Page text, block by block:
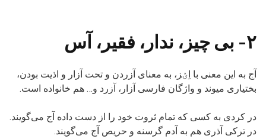
۲- بی چیز، ندار، فقیر، آس
آج به این معنی با اِؽز، به معنای آزردن و تحت آزار و اذیت بودن،
بختیاری میوند و واژگان فارسی آزار، آزرد و… هم خانواده است.
در کردی به کسی که تمام ثروت خود را از دست داده آج می‌گویند.
در ترکی آذری هم به آدم گرسنه و حریص آج می‌گویند.